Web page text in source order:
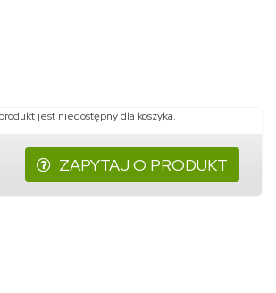
jest niedostępny dla koszyka.
ZAPYTAJ O PRODUKT